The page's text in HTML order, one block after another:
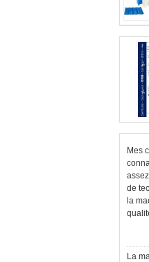
Mes
de
la
La